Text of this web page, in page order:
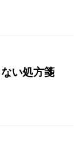
い処方箋